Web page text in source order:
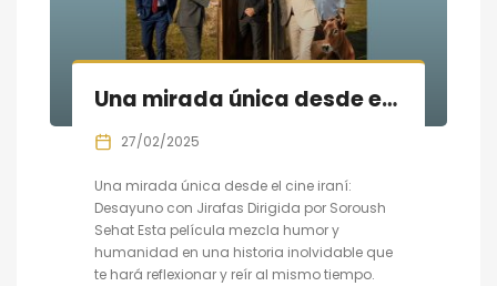
Una mirada única desde el cine iraní: Desayuno con Jirafas
27/02/2025
Una mirada única desde el cine iraní:
Desayuno con Jirafas Dirigida por Soroush
Sehat Esta película mezcla humor y
humanidad en una historia inolvidable que
te hará reflexionar y reír al mismo tiempo.